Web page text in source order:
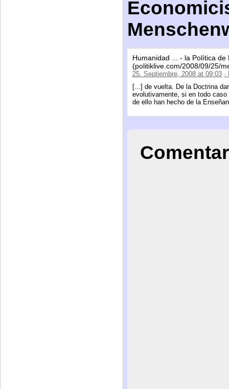
Humanidad ... - la Política de
(politiklive.com/2008/09/25/
25. Septiembre, 2008 at 09:03 ·
[...] de vuelta. De la Doctrina
evolutivamente, si en todo caso
de ello han hecho de la